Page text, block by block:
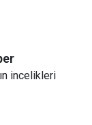
incelikleri